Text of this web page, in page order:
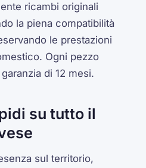
ricambi originali
la piena compatibilità
le prestazioni
Ogni pezzo
di 12 mesi.
su tutto il
sul territorio,